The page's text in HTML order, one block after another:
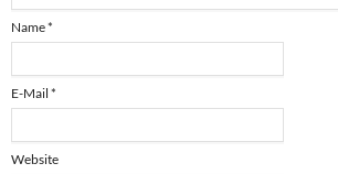
Name*
E-Mail *
Website